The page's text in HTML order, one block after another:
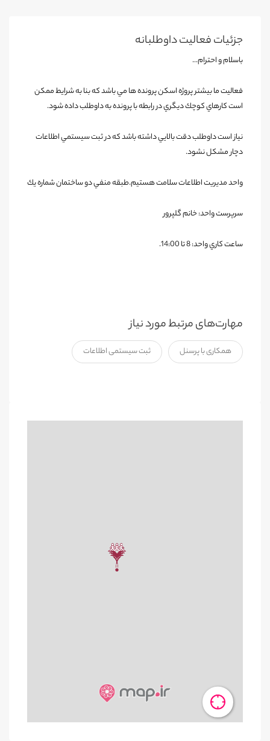
جزئیات فعالیت‌ داوطلبانه
باسلام و احترام...
فعاليت ما بيشتر پروژه اسكن پرونده ها مي باشد كه بنا به شرايط ممكن
است كارهاي كوچك ديگري در رابطه با پرونده به داوطلب داده شود.
نياز است داوطلب دقت بالايي داشته باشد كه در ثبت سيستمي اطلاعات
دچار مشكل نشود.
واحد مديريت اطلاعات سلامت هستيم.طبقه منفي دو ساختمان شماره يك
سرپرست واحد: خانم گلپرور
ساعت كاري واحد: 8 تا 14:00 .
مهارت‌های مرتبط مورد نیاز
همکاری با پرسنل ثبت سیستمی اطلاعات